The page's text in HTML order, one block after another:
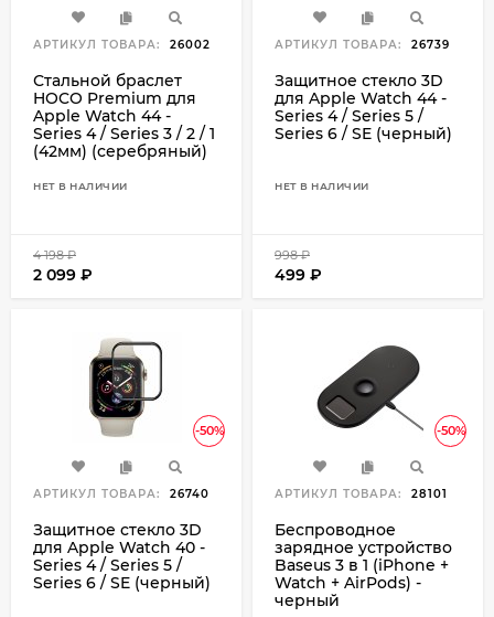
АРТИКУЛ ТОВАРА: 26002
Стальной браслет
HOCO Premium для
Apple Watch 44 -
Series 4 / Series 3 / 2 / 1
(42мм) (серебряный)
НЕТ В НАЛИЧИИ
4 198₽
2 099 ₽
АРТИКУЛ ТОВАРА: 26739
Защитное стекло 3D
для Apple Watch 44 -
Series 4 / Series 5 /
Series 6 / SE (черный)
НЕТ В НАЛИЧИИ
998₽
499 ₽
-50%
АРТИКУЛ ТОВАРА: 26740
Защитное стекло 3D
для Apple Watch 40 -
Series 4 / Series 5 /
Series 6 / SE (черный)
-50%
АРТИКУЛ ТОВАРА: 28101
Беспроводное
зарядное устройство
Baseus 3 в 1 (iPhone +
Watch + AirPods) -
черный